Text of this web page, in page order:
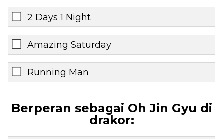
2 Days 1 Night
Amazing Saturday
Running Man
Berperan sebagai Oh Jin Gyu di
drakor: